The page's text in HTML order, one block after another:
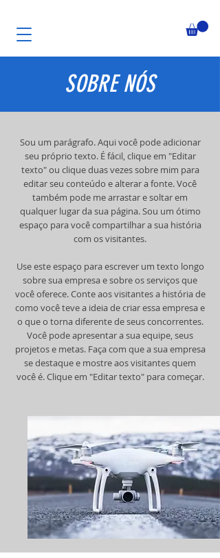
SOBRE NÓS
Sou um parágrafo. Aqui você pode adicionar
seu próprio texto. É fácil, clique em "Editar
texto" ou clique duas vezes sobre mim para
editar seu conteúdo e alterar a fonte. Você
também pode me arrastar e soltar em
qualquer lugar da sua página. Sou um ótimo
espaço para você compartilhar a sua história
com os visitantes.
Use este espaço para escrever um texto longo
sobre sua empresa e sobre os serviços que
você oferece. Conte aos visitantes a história de
como você teve a ideia de criar essa empresa e
o que o torna diferente de seus concorrentes.
Você pode apresentar a sua equipe, seus
projetos e metas. Faça com que a sua empresa
se destaque e mostre aos visitantes quem
você é. Clique em "Editar texto" para começar.